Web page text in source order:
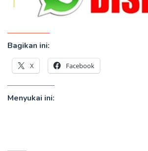
Bagikan ini:
X Facebook
Menyukai ini: